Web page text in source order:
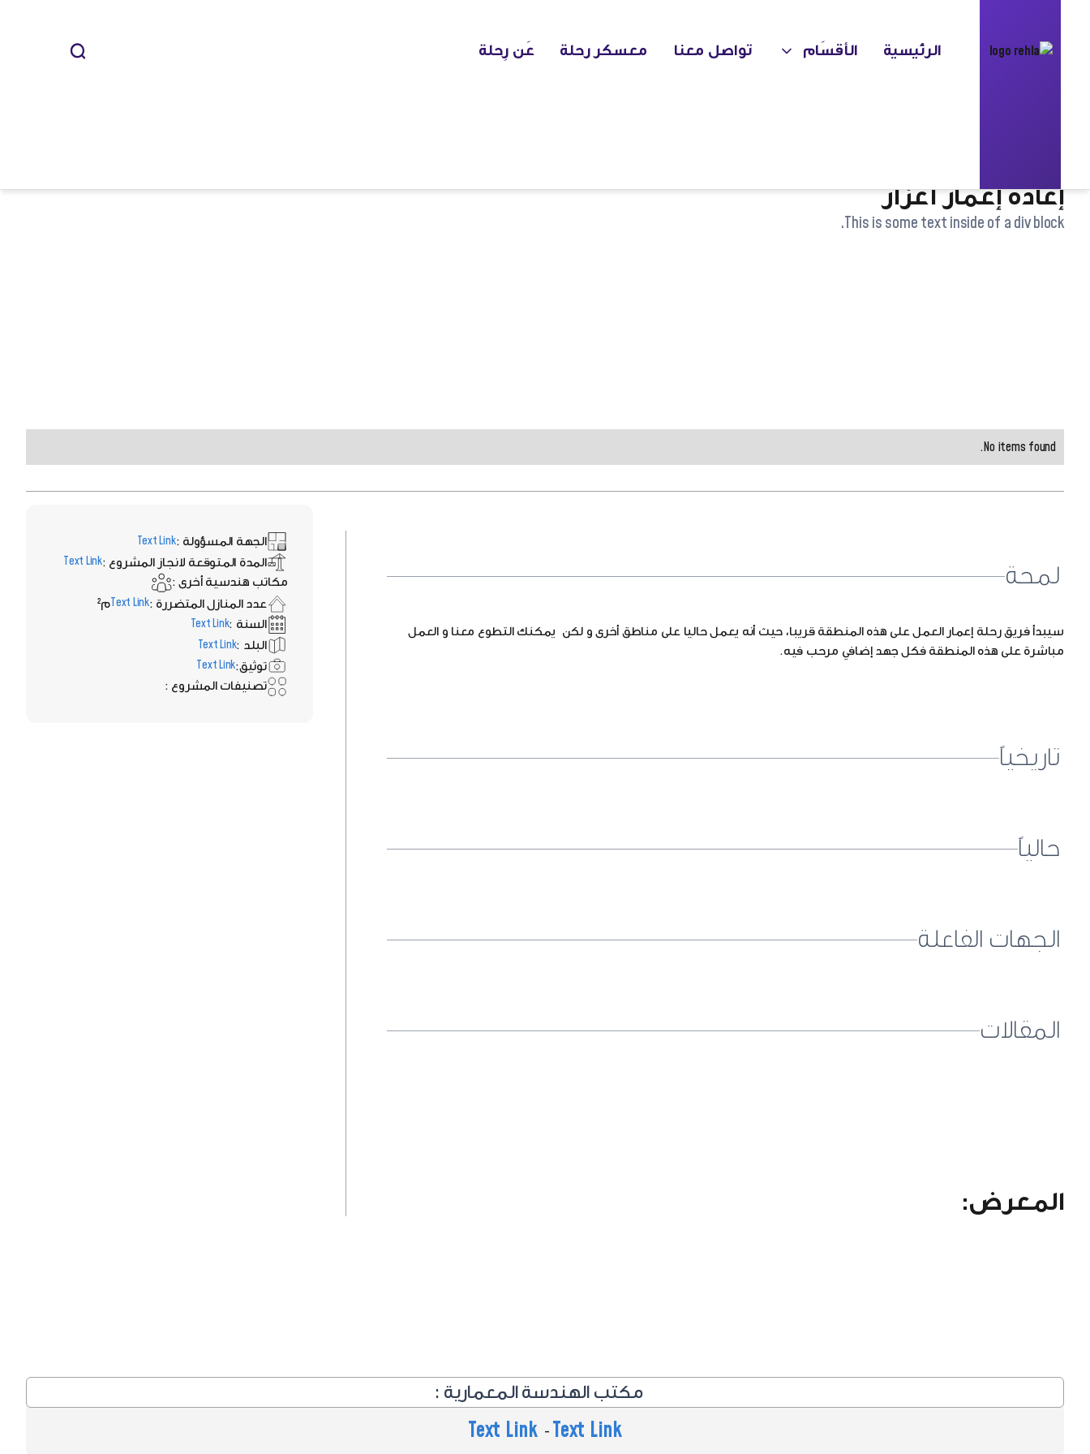
الرئيسية الأقسَام تواصل معنا معسكر رحلة عَن رِحلة
إعادة إعمار أعزاز
This is some text inside of a div block.
No items found.
الجهة المسؤولة :Text Link
المدة المتوقعة لانجاز المشروع :Text Link
مكاتب هندسية أخرى :
عدد المنازل المتضررة :Text Linkم²
السنة :Text Link
البلد :Text Link
توثيق:Text Link
تصنيفات المشروع :
لمحة
سيبدأ فريق رحلة إعمار العمل على هذه المنطقة قريبا، حيث أنه يعمل حاليا على مناطق أخرى و لكن يمكنك التطوع معنا و العمل
مباشرة على هذه المنطقة فكل جهد إضافي مرحب فيه.
تاريخياً
حالياً
الجهات الفاعلة
المقالات
المعرض:
مكتب الهندسة المعمارية :
Text Link
-
Text Link